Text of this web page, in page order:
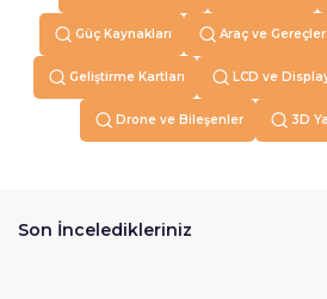
Güç Kaynakları Araç ve Gereçler
Geliştirme Kartları LCD ve
Drone ve Bileşenler 3D
Son İnceledikleriniz